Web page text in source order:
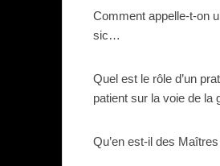
Comment appelle-t-on
sic…
Quel est le rôle d’un
patient sur la voie de la
Qu’en est-il des